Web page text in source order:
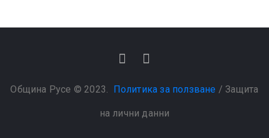
Община Русе © 2023. Политика за ползване / Защита
на лични данни